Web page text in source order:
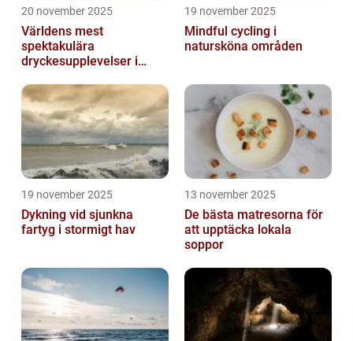
20 november 2025
Världens mest
spektakulära
dryckesupplevelser i
19 november 2025
Mindful cycling i
natursköna områden
19 november 2025
Dykning vid sjunkna
fartyg i stormigt hav
13 november 2025
De bästa matresorna för
att upptäcka lokala
soppor